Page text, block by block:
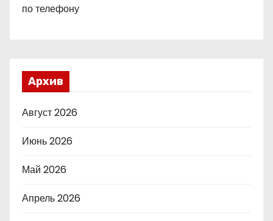
по телефону
Архив
Август 2026
Июнь 2026
Май 2026
Апрель 2026